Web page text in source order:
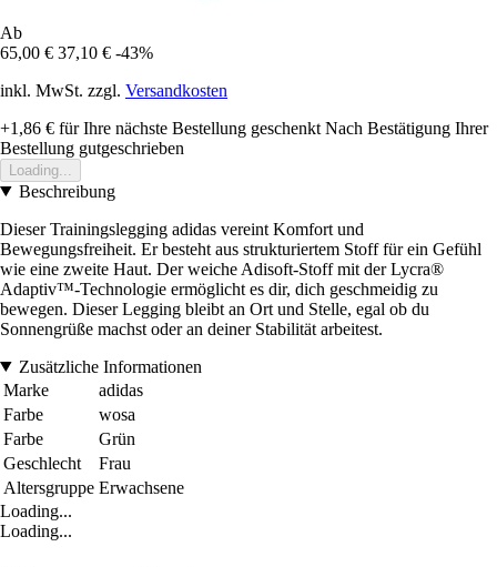
Ab
65,00 € 37,10 € -43%
inkl. MwSt. zzgl. Versandkosten
+1,86 € für Ihre nächste Bestellung geschenkt Nach Bestätigung Ihrer
Bestellung gutgeschrieben
Loading...
Beschreibung
Dieser Trainingslegging adidas vereint Komfort und
Bewegungsfreiheit. Er besteht aus strukturiertem Stoff für ein Gefühl
wie eine zweite Haut. Der weiche Adisoft-Stoff mit der Lycra®
Adaptiv™-Technologie ermöglicht es dir, dich geschmeidig zu
bewegen. Dieser Legging bleibt an Ort und Stelle, egal ob du
Sonnengrüße machst oder an deiner Stabilität arbeitest.
Zusätzliche Informationen
Marke
adidas
Farbe
wosa
Farbe
Grün
Geschlecht
Frau
Altersgruppe Erwachsene
Loading...
Loading...